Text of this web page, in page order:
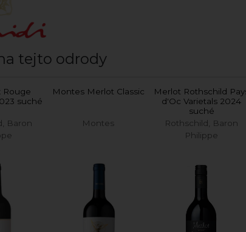
tejto odrody
Rouge
suché
Baron
Montes Merlot Classic
Montes
Merlot Rothschild
d'Oc Varietals 2024
suché
Rothschild, Baron
Philippe